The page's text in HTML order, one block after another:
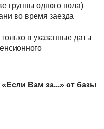
группы одного пола)
во время заезда
в указанные даты
Вам за...» от базы